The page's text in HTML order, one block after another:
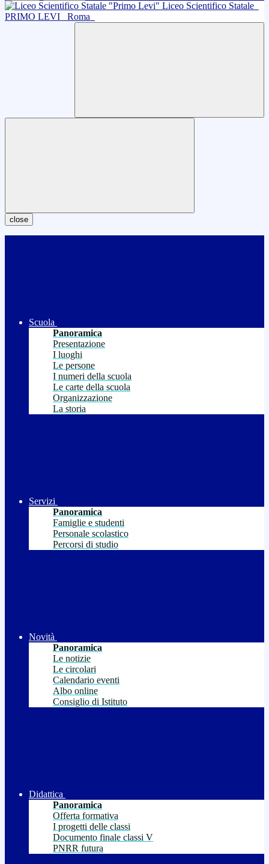
Liceo Scientifico Statale
PRIMO LEVI
Roma
close
Scuola
Panoramica
Presentazione
I luoghi
Le persone
I numeri della scuola
Le carte della scuola
Organizzazione
La storia
Servizi
Panoramica
Famiglie e studenti
Personale scolastico
Percorsi di studio
Novità
Panoramica
Le notizie
Le circolari
Calendario eventi
Albo online
Consiglio di Istituto
Didattica
Panoramica
Offerta formativa
I progetti delle classi
Documento finale classi V
PNRR futura